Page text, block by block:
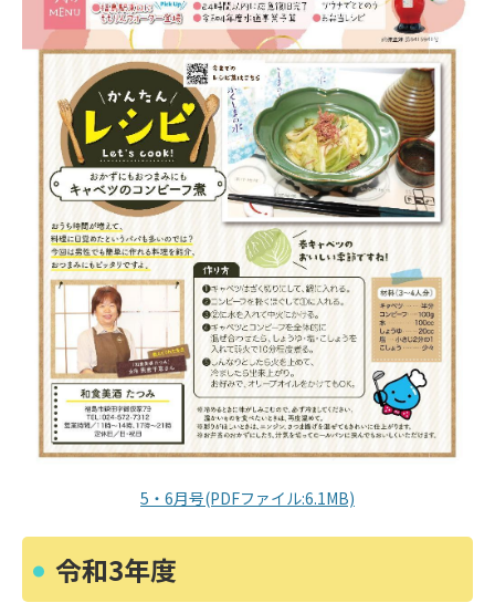
5・6月号(PDFファイル:6.1MB)
令和3年度